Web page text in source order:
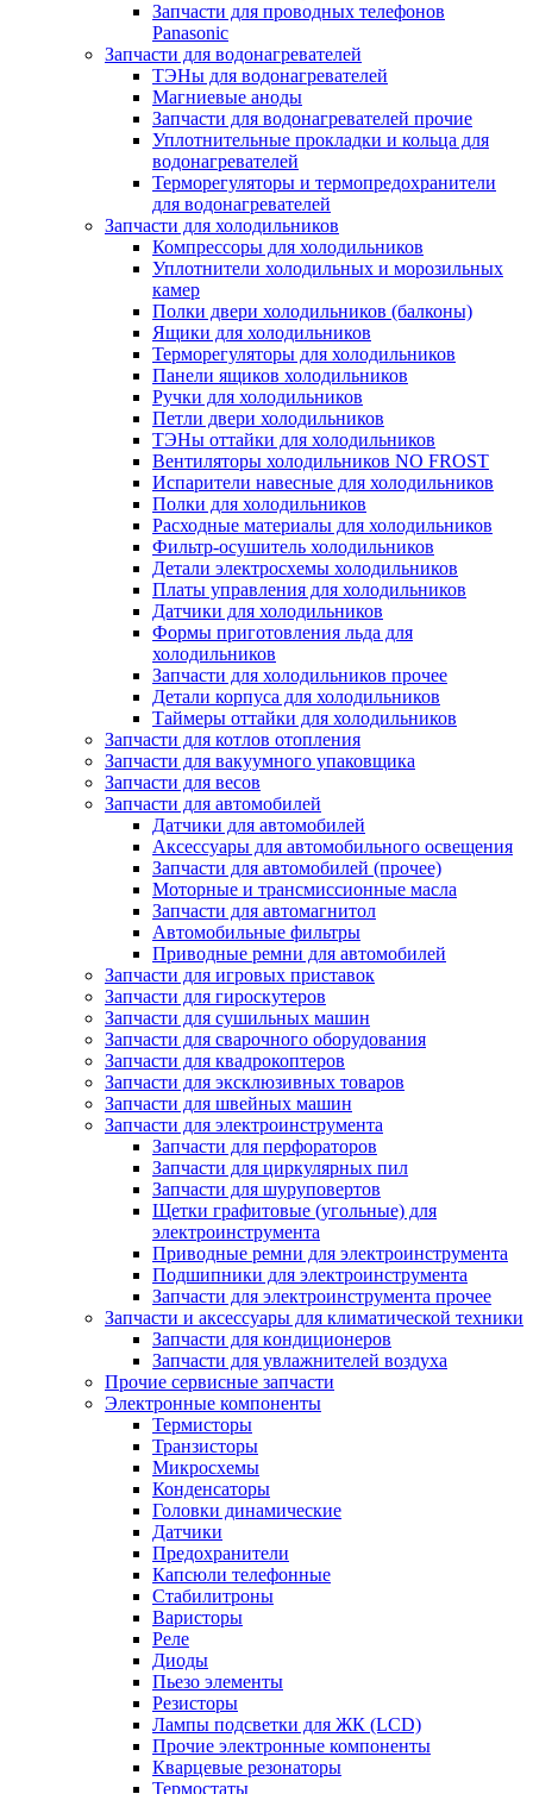
Запчасти для проводных телефонов
Panasonic
Запчасти для водонагревателей
ТЭНы для водонагревателей
Магниевые аноды
Запчасти для водонагревателей прочие
Уплотнительные прокладки и кольца для
водонагревателей
Терморегуляторы и термопредохранители
для водонагревателей
Запчасти для холодильников
Компрессоры для холодильников
Уплотнители холодильных и морозильных
камер
Полки двери холодильников (балконы)
Ящики для холодильников
Терморегуляторы для холодильников
Панели ящиков холодильников
Ручки для холодильников
Петли двери холодильников
ТЭНы оттайки для холодильников
Вентиляторы холодильников NO FROST
Испарители навесные для холодильников
Полки для холодильников
Расходные материалы для холодильников
Фильтр-осушитель холодильников
Детали электросхемы холодильников
Платы управления для холодильников
Датчики для холодильников
Формы приготовления льда для
холодильников
Запчасти для холодильников прочее
Детали корпуса для холодильников
Таймеры оттайки для холодильников
Запчасти для котлов отопления
Запчасти для вакуумного упаковщика
Запчасти для весов
Запчасти для автомобилей
Датчики для автомобилей
Аксессуары для автомобильного освещения
Запчасти для автомобилей (прочее)
Моторные и трансмиссионные масла
Запчасти для автомагнитол
Автомобильные фильтры
Приводные ремни для автомобилей
Запчасти для игровых приставок
Запчасти для гироскутеров
Запчасти для сушильных машин
Запчасти для сварочного оборудования
Запчасти для квадрокоптеров
Запчасти для эксклюзивных товаров
Запчасти для швейных машин
Запчасти для электроинструмента
Запчасти для перфораторов
Запчасти для циркулярных пил
Запчасти для шуруповертов
Щетки графитовые (угольные) для
электроинструмента
Приводные ремни для электроинструмента
Подшипники для электроинструмента
Запчасти для электроинструмента прочее
Запчасти и аксессуары для климатической техники
Запчасти для кондиционеров
Запчасти для увлажнителей воздуха
Прочие сервисные запчасти
Электронные компоненты
Термисторы
Транзисторы
Микросхемы
Конденсаторы
Головки динамические
Датчики
Предохранители
Капсюли телефонные
Стабилитроны
Варисторы
Реле
Диоды
Пьезо элементы
Резисторы
Лампы подсветки для ЖК (LCD)
Прочие электронные компоненты
Кварцевые резонаторы
Термостаты